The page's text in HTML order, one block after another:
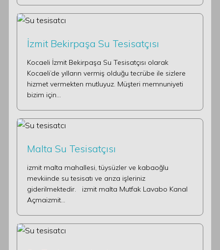
İzmit Bekirpaşa Su Tesisatçısı
Kocaeli İzmit Bekirpaşa Su Tesisatçısı olarak
Kocaeli’de yılların vermiş olduğu tecrübe ile sizlere
hizmet vermekten mutluyuz. Müşteri memnuniyeti
bizim için…
Malta Su Tesisatçısı
izmit malta mahallesi, tüysüzler ve kabaoğlu
mevkiinde su tesisatı ve arıza işleriniz
giderilmektedir. izmit malta Mutfak Lavabo Kanal
Açmaizmit…